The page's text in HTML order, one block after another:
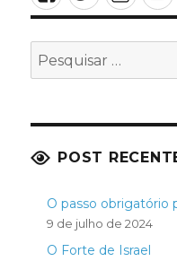
Pesquisar
POST
O passo obrigatório
9 de julho de 2024
O Forte de Israel